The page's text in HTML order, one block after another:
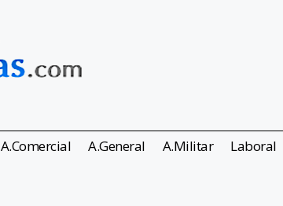
A.Comercial A.General A.Militar Laboral